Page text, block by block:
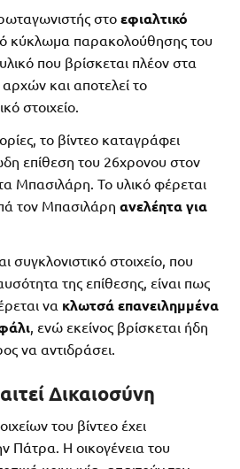
στο εφιαλτικό
κύκλωμα παρακολούθησης του
που βρίσκεται πλέον στα
και αποτελεί το
στοιχείο.
το βίντεο καταγράφει
επίθεση του 26χρονου στον
Μπασιλάρη. Το υλικό φέρεται
τον Μπασιλάρη ανελέητα για
συγκλονιστικό στοιχείο, που
της επίθεσης, είναι πως
να κλωτσά επανειλημμένα
, ενώ εκείνος βρίσκεται ήδη
να αντιδράσει.
Δικαιοσύνη
του βίντεο έχει
Πάτρα. Η οικογένεια του